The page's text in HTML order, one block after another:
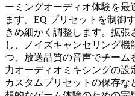
ーミングオーディオ体験を最
ます。EQ プリセットを制御
きめ細かく調整します。拡張
し、ノイズキャンセリング
つ、放送品質の音声でチーム
力オーディオミキシングの設
カスタムプリセットの保存